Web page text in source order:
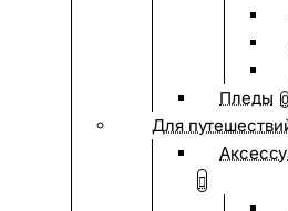
Пледы 0
Для